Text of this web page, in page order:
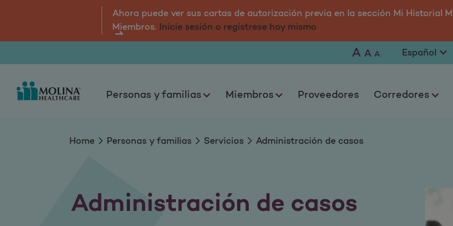
Administración de casos
Ahora puede ver sus cartas de autorización previa en la sección Mi Historial
Miembros. Inicie sesión o regístrese hoy mismo
Personas y familias Miembros Proveedores Corredores
A A A
Home Personas y familias Servicios Administración de casos
Administración de casos